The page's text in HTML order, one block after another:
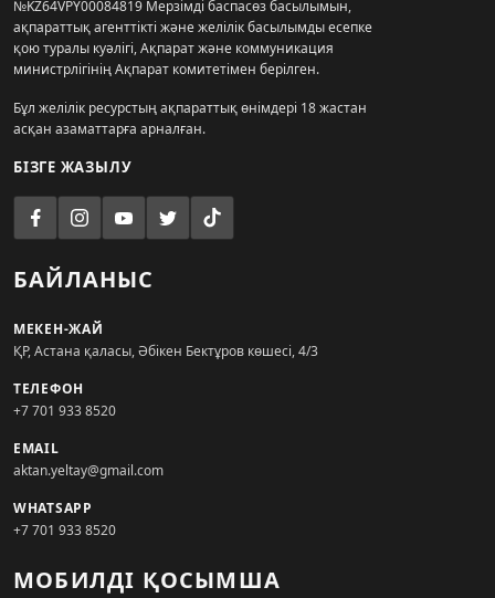
№KZ64VPY00084819 Мерзімді баспасөз басылымын,
ақпараттық агенттікті және желілік басылымды есепке
қою туралы куәлігі, Ақпарат және коммуникация
министрлігінің Ақпарат комитетімен берілген.
Бұл желілік ресурстың ақпараттық өнімдері 18 жастан
асқан азаматтарға арналған.
БІЗГЕ ЖАЗЫЛУ
БАЙЛАНЫС
МЕКЕН-ЖАЙ
ҚР, Астана қаласы, Әбікен Бектұров көшесі, 4/3
ТЕЛЕФОН
+7 701 933 8520
EMAIL
aktan.yeltay@gmail.com
WHATSAPP
+7 701 933 8520
МОБИЛДІ ҚОСЫМША